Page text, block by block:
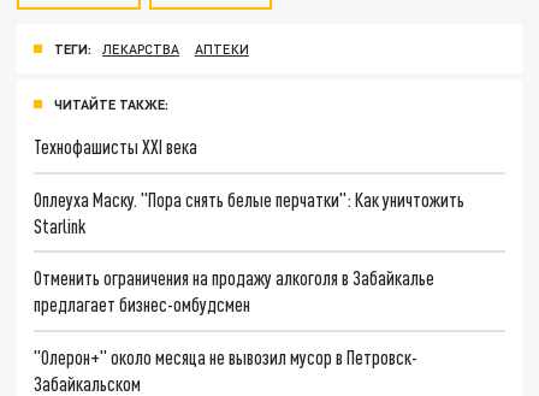
ТЕГИ: ЛЕКАРСТВА АПТЕКИ
ЧИТАЙТЕ ТАКЖЕ:
Технофашисты XXI века
Оплеуха Маску. "Пора снять белые перчатки": Как уничтожить
Starlink
Отменить ограничения на продажу алкоголя в Забайкалье
предлагает бизнес-омбудсмен
"Олерон+" около месяца не вывозил мусор в Петровск-
Забайкальском